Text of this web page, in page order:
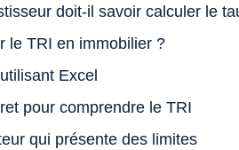
doit-il savoir calculer le
le TRI en immobilier ?
Excel
pour comprendre le TRI
qui présente des limites